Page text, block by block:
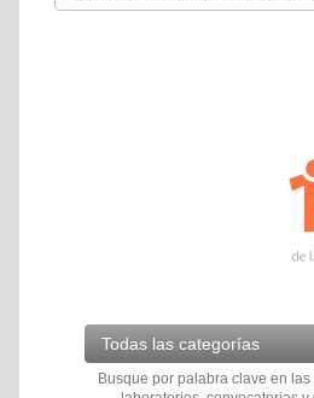
Todas las categorías
Busque por palabra clave en